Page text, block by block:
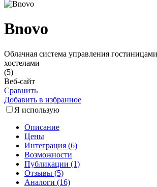
Bnovo
Облачная система управления
хостелами
(5)
Веб-сайт
Сравнить
Добавить в избранное
Я использую
Описание
Цены
Интеграция (6)
Возможности
Публикации (1)
Отзывы (5)
Аналоги (16)